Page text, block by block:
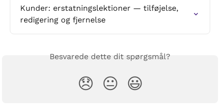
Kunder: erstatningslektioner — tilføjelse,
redigering og fjernelse
Besvarede dette dit spørgsmål?
😞 😐 😃